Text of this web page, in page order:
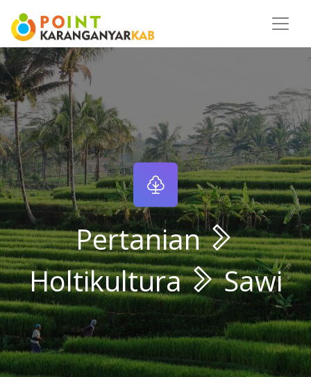
Pertanian
Holtikultura
Sawi